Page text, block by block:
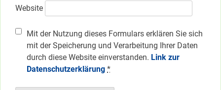
Website
Mit der Nutzung dieses Formulars erklären Sie sich
mit der Speicherung und Verarbeitung Ihrer Daten
durch diese Website einverstanden. Link zur
Datenschutzerklärung *